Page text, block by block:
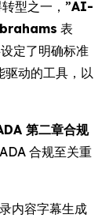
型之一，”AI-
表
定了明确标准
动的工具，以
第二章合规
合规至关重
内容字幕生成